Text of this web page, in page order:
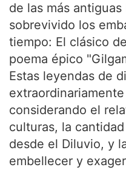
de las más
sobrevivido los
tiempo: El clásico
poema épico
Estas leyendas de
considerando el
culturas, la
desde el Diluvio, y
embellecer y